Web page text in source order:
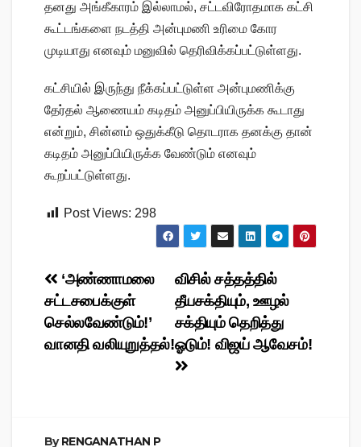
தனது அங்கீகாரம் இல்லாமல், சட்டவிரோதமாக கட்சி
கூட்டங்களை நடத்தி அன்புமணி உரிமை கோர
முடியாது எனவும் மனுவில் தெரிவிக்கப்பட்டுள்ளது.
கட்சியில் இருந்து நீக்கப்பட்டுள்ள அன்புமணிக்கு
தேர்தல் ஆணையம் கடிதம் அனுப்பியிருக்க கூடாது
என்றும், சின்னம் ஒதுக்கீடு தொடராக தனக்கு தான்
கடிதம் அனுப்பியிருக்க வேண்டும் எனவும்
கூறப்பட்டுள்ளது.
Post Views: 298
Post
navigation
விசில் சத்தத்தில்
தீயசக்தியும், ஊழல்
சக்தியும் தெறித்து
ஓடும்! விஜய் ஆவேசம்!
‘அண்ணாமலை
சட்டசபைக்குள்
செல்லவேண்டும்!’
வானதி வலியுறுத்தல்!
ByRENGANATHAN P